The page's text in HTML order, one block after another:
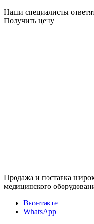
Наши специалисты
Получить цену
Продажа и поставка
медицинского
Вконтакте
WhatsApp